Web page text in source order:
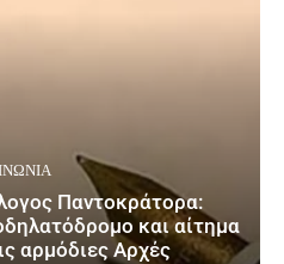
Παντοκράτορα:
και αίτημα
αρμόδιες Αρχές